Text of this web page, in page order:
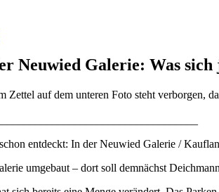
Neuwied Galerie: Was
Zettel auf dem unteren Foto steht
entdeckt: In der Neuwied Galerie /
umgebaut – dort soll demnächst